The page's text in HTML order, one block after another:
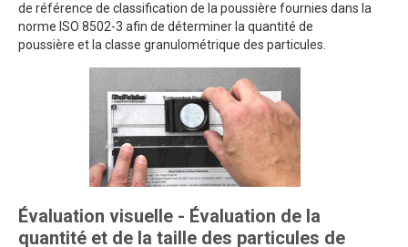
de référence de classification de la poussière fournies dans la
norme ISO 8502-3 afin de déterminer la quantité de
poussière et la classe granulométrique des particules.
Évaluation visuelle - Évaluation de la
quantité et de la taille des particules de